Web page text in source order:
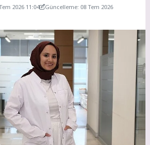
2026 11:04
Güncelleme: 08 Tem 2026